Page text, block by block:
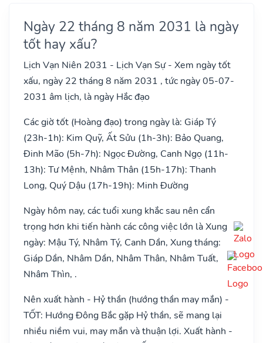
Ngày 22 tháng 8 năm 2031 là ngày
tốt hay xấu?
Lịch Vạn Niên 2031 - Lịch Vạn Sự - Xem ngày tốt
xấu, ngày 22 tháng 8 năm 2031 , tức ngày 05-07-
2031 âm lịch, là ngày Hắc đạo
Các giờ tốt (Hoàng đạo) trong ngày là: Giáp Tý
(23h-1h): Kim Quỹ, Ất Sửu (1h-3h): Bảo Quang,
Đinh Mão (5h-7h): Ngọc Đường, Canh Ngọ (11h-
13h): Tư Mệnh, Nhâm Thân (15h-17h): Thanh
Long, Quý Dậu (17h-19h): Minh Đường
Ngày hôm nay, các tuổi xung khắc sau nên cẩn
trọng hơn khi tiến hành các công việc lớn là Xung
ngày: Mậu Tý, Nhâm Tý, Canh Dần, Xung tháng:
Giáp Dần, Nhâm Dần, Nhâm Thân, Nhâm Tuất,
Nhâm Thìn, .
Nên xuất hành - Hỷ thần (hướng thần may mắn) -
TỐT: Hướng Đông Bắc gặp Hỷ thần, sẽ mang lại
nhiều niềm vui, may mắn và thuận lợi. Xuất hành -